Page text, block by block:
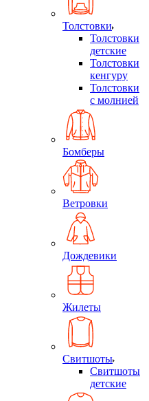
Толстовки
Толстовки
детские
Толстовки
кенгуру
Толстовки
с молнией
Бомберы
Ветровки
Дождевики
Жилеты
Свитшоты
Свитшоты
детские